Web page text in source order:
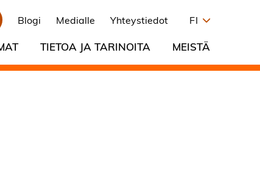
Blogi Medialle Yhteystiedot FI
TIETOA JA TARINOITA MEISTÄ